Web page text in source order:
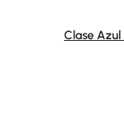
Average rating of
Clase Azul